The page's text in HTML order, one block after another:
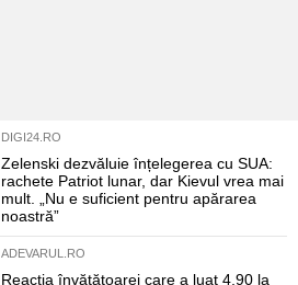
DIGI24.RO
Zelenski dezvăluie înțelegerea cu SUA:
rachete Patriot lunar, dar Kievul vrea mai
mult. „Nu e suficient pentru apărarea
noastră”
ADEVARUL.RO
Reacția învățătoarei care a luat 4,90 la